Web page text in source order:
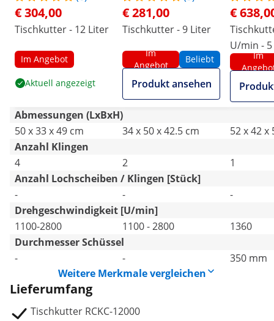
€ 304,00
Tischkutter - 12 Liter
Im Angebot
Aktuell angezeigt
€ 281,00
Tischkutter - 9 Liter
Im
Angebot
Beliebt
Produkt ansehen
€
U/min - 5
Catering
Im
Abmessungen (LxBxH)
50 x 33 x 49 cm
34 x 50 x 42.5 cm
52 x 42 x
Anzahl Klingen
4
2
1
Anzahl Lochscheiben / Klingen [Stück]
-
-
-
Drehgeschwindigkeit [U/min]
1100-2800
1100 - 2800
1360
Durchmesser Schüssel
-
-
350 mm
Weitere Merkmale vergleichen
Lieferumfang
Tischkutter RCKC-12000